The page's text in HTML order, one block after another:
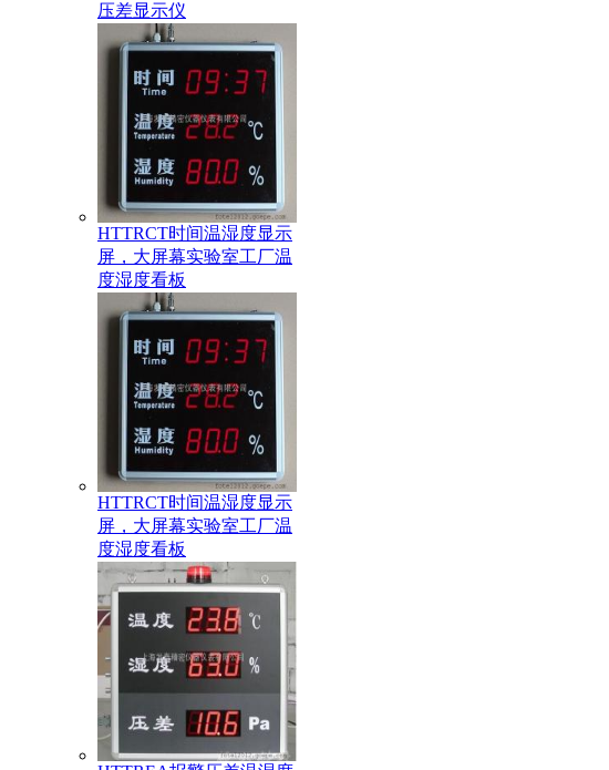
压差显示仪
HTTRCT时间温湿度显示
屏，大屏幕实验室工厂温
度湿度看板
HTTRCT时间温湿度显示
屏，大屏幕实验室工厂温
度湿度看板